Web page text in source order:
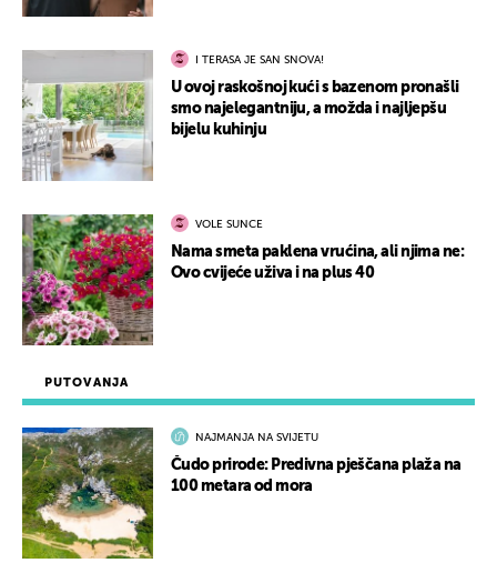
PUTOVANJA
NAJMANJA NA SVIJETU
Čudo prirode: Predivna pješčana plaža na
100 metara od mora
I TERASA JE SAN SNOVA!
U ovoj raskošnoj kući s bazenom pronašli
smo najelegantniju, a možda i najljepšu
bijelu kuhinju
VOLE SUNCE
Nama smeta paklena vrućina, ali njima ne:
Ovo cvijeće uživa i na plus 40